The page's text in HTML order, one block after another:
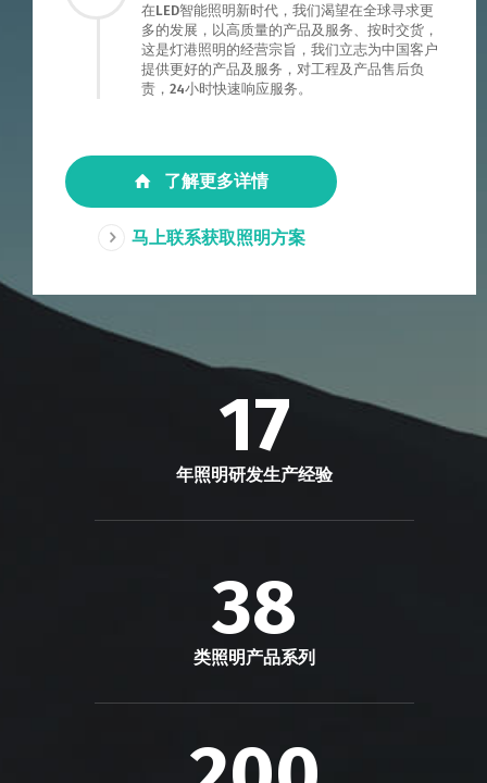
在LED智能照明新时代，我们渴望在全球寻求更
多的发展，以高质量的产品及服务、按时交货，
这是灯港照明的经营宗旨，我们立志为中国客户
提供更好的产品及服务，对工程及产品售后负
责，24小时快速响应服务。
了解更多详情
马上联系获取照明方案
17
年照明研发生产经验
38
类照明产品系列